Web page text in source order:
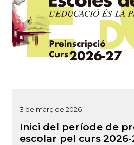
3 de març de 2026
Inici del període de
escolar pel curs